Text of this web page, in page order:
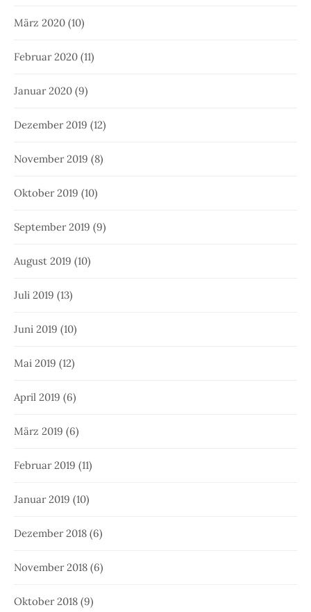
März 2020 (10)
Februar 2020 (11)
Januar 2020 (9)
Dezember 2019 (12)
November 2019 (8)
Oktober 2019 (10)
September 2019 (9)
August 2019 (10)
Juli 2019 (13)
Juni 2019 (10)
Mai 2019 (12)
April 2019 (6)
März 2019 (6)
Februar 2019 (11)
Januar 2019 (10)
Dezember 2018 (6)
November 2018 (6)
Oktober 2018 (9)